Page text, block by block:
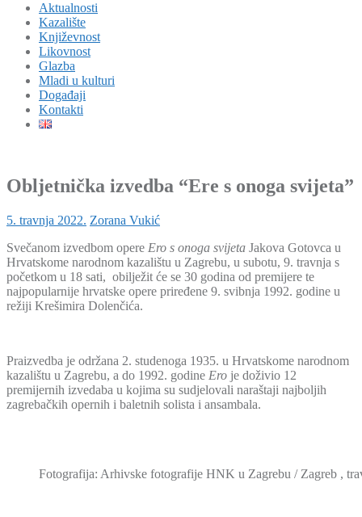
Aktualnosti
Kazalište
Književnost
Likovnost
Glazba
Mladi u kulturi
Događaji
Kontakti
Obljetnička izvedba “Ere s onoga svijeta”
5. travnja 2022. Zorana Vukić
Svečanom izvedbom opere Ero s onoga svijeta Jakova Gotovca u
Hrvatskome narodnom kazalištu u Zagrebu, u subotu, 9. travnja s
početkom u 18 sati, obilježit će se 30 godina od premijere te
najpopularnije hrvatske opere priređene 9. svibnja 1992. godine u
režiji Krešimira Dolenčića.
Praizvedba je održana 2. studenoga 1935. u Hrvatskome narodnom
kazalištu u Zagrebu, a do 1992. godine Ero je doživio 12
premijernih izvedaba u kojima su sudjelovali naraštaji najboljih
zagrebačkih opernih i baletnih solista i ansambala.
Fotografija: Arhivske fotografije HNK u Zagrebu / Zagreb ,